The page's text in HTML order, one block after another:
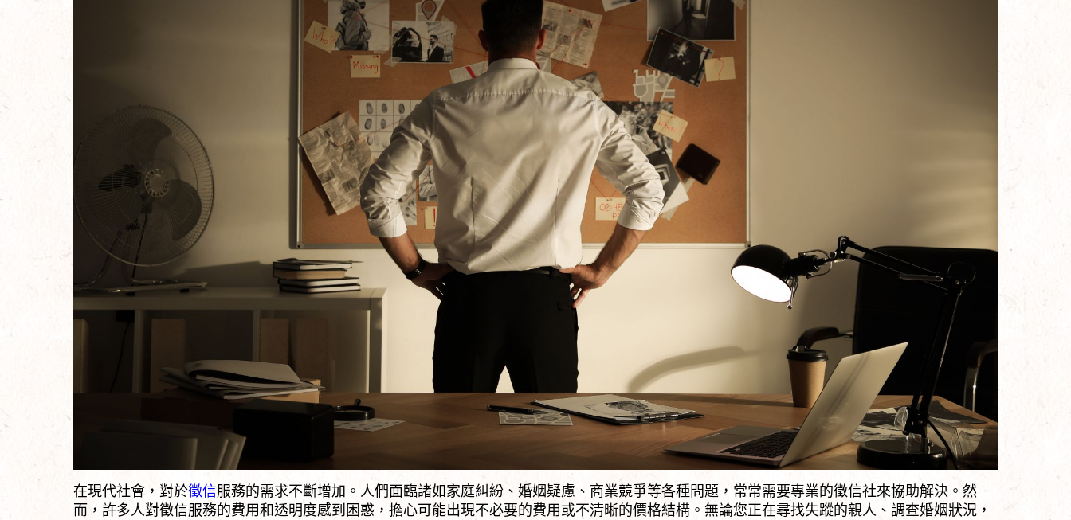
在現代社會，對於徵信服務的需求不斷增加。人們面臨諸如家庭糾紛、婚姻疑慮、商業競爭等各種問題，常常需要專業的徵信社來協助解決。然
而，許多人對徵信服務的費用和透明度感到困惑，擔心可能出現不必要的費用或不清晰的價格結構。無論您正在尋找失蹤的親人、調查婚姻狀況，